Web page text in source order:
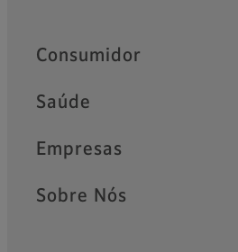
Quick Links
Consumidor
Saúde
Empresas
Sobre Nós